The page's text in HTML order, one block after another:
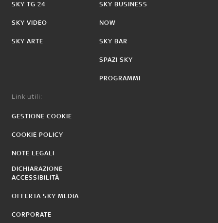
SKY TG 24
SKY VIDEO
SKY ARTE
SKY BUSINESS
NOW
SKY BAR
SPAZI SKY
PROGRAMMI
Link utili:
GESTIONE COOKIE
COOKIE POLICY
NOTE LEGALI
DICHIARAZIONE
ACCESSIBILITÀ
OFFERTA SKY MEDIA
CORPORATE